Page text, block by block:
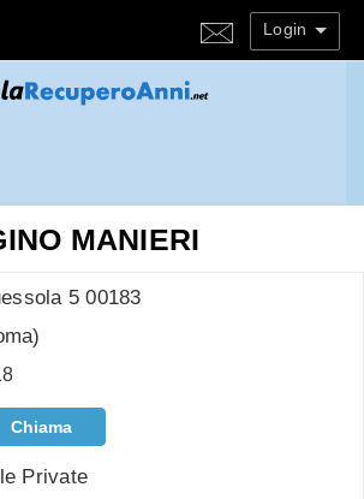
Login
MANIERI
5 00183
)
Chiama
Private